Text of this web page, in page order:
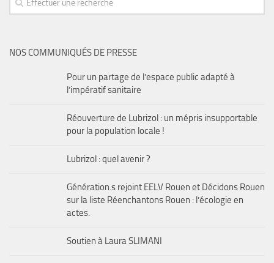
NOS COMMUNIQUÉS DE PRESSE
Pour un partage de l’espace public adapté à
l’impératif sanitaire
Réouverture de Lubrizol : un mépris insupportable
pour la population locale !
Lubrizol : quel avenir ?
Génération.s rejoint EELV Rouen et Décidons Rouen
sur la liste Réenchantons Rouen : l’écologie en
actes.
Soutien à Laura SLIMANI